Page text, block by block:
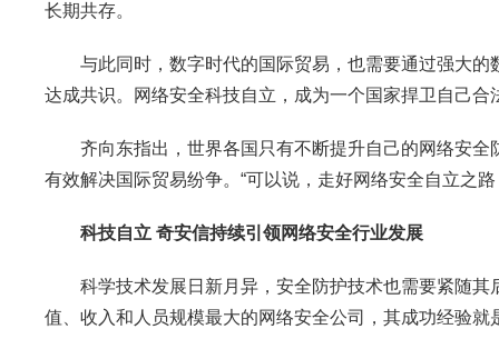
长期共存。
与此同时，数字时代的国际贸易，也需要通过强大的
达成共识。网络安全科技自立，成为一个国家捍卫自己合
齐向东指出，世界各国只有不断提升自己的网络安全
有效解决国际贸易纷争。“可以说，走好网络安全自立之
科技自立 奇安信持续引领网络安全行业发展
科学技术发展日新月异，安全防护技术也需要紧随其
值、收入和人员规模最大的网络安全公司，其成功经验